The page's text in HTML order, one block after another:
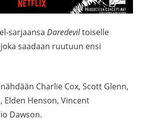
sarjaansa Daredeviltoiselle
saadaan ruutuun ensi
Charlie Cox, Scott Glenn,
Elden Henson, Vincent
Dawson.